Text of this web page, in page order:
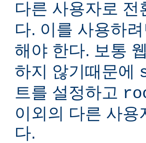
다른 사용자로
다. 이를 사용하
해야 한다. 보통
하지 않기때문에
트를 설정하고
이외의 다른 사
다.